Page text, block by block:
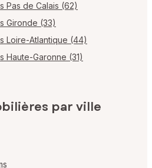
Pas de Calais (62)
Gironde (33)
Loire-Atlantique (44)
Haute-Garonne (31)
par ville